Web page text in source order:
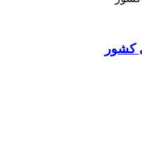
کشور